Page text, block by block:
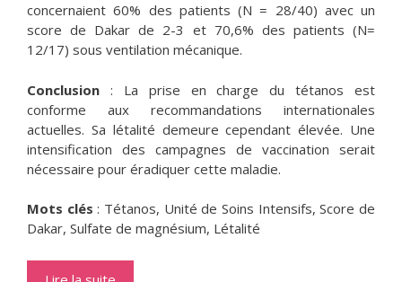
concernaient 60% des patients (N = 28/40) avec un
score de Dakar de 2-3 et 70,6% des patients (N=
12/17) sous ventilation mécanique.
Conclusion : La prise en charge du tétanos est
conforme aux recommandations internationales
actuelles. Sa létalité demeure cependant élevée. Une
intensification des campagnes de vaccination serait
nécessaire pour éradiquer cette maladie.
Mots clés : Tétanos, Unité de Soins Intensifs, Score de
Dakar, Sulfate de magnésium, Létalité